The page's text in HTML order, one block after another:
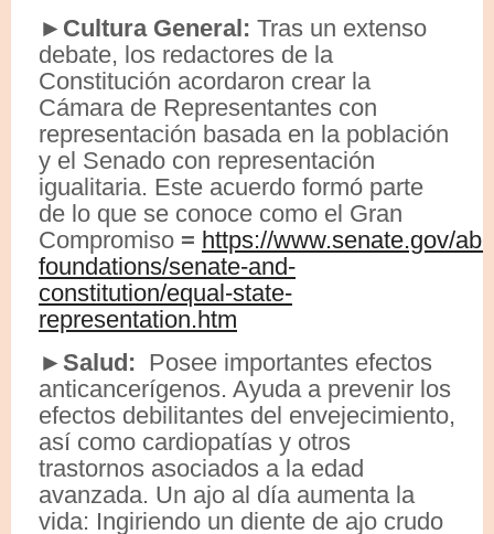
►Cultura General: Tras un extenso
debate, los redactores de la
Constitución acordaron crear la
Cámara de Representantes con
representación basada en la población
y el Senado con representación
igualitaria. Este acuerdo formó parte
de lo que se conoce como el Gran
Compromiso = https://www.senate.gov/
foundations/senate-and-
constitution/equal-state-
representation.htm
►Salud: Posee importantes efectos
anticancerígenos. Ayuda a prevenir los
efectos debilitantes del envejecimiento,
así como cardiopatías y otros
trastornos asociados a la edad
avanzada. Un ajo al día aumenta la
vida: Ingiriendo un diente de ajo crudo